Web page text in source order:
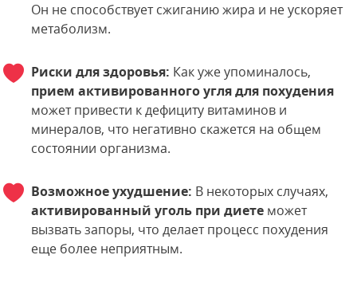
Он не способствует сжиганию жира и не ускоряет
метаболизм.
Риски для здоровья: Как уже упоминалось,
прием активированного угля для похудения
может привести к дефициту витаминов и
минералов, что негативно скажется на общем
состоянии организма.
Возможное ухудшение: В некоторых случаях,
активированный уголь при диете может
вызвать запоры, что делает процесс похудения
еще более неприятным.